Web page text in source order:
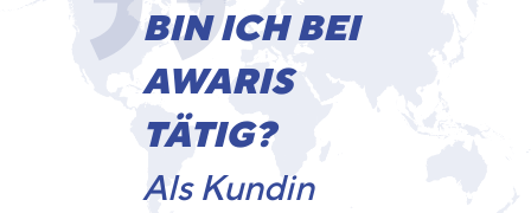
BIN ICH BEI
AWARIS
TÄTIG?
Als Kundin